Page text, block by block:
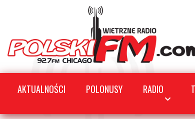
AKTUALNOŚCI POLONUSY RADIO